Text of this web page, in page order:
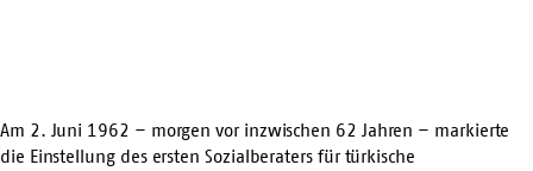
Am 2. Juni 1962 – morgen vor inzwischen 62 Jahren – markierte
die Einstellung des ersten Sozialberaters für türkische